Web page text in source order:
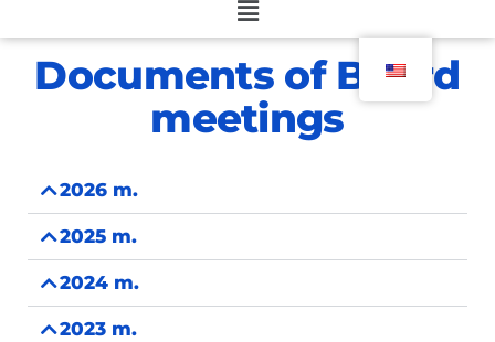
Documents of Board
meetings
2026 m.
2025 m.
2024 m.
2023 m.